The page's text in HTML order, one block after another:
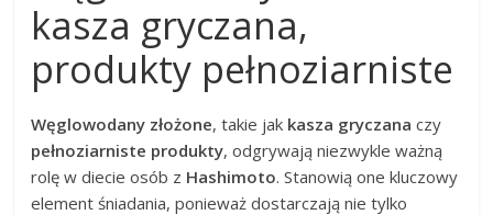
kasza gryczana,
produkty pełnoziarniste
Węglowodany złożone, takie jak kasza gryczana czy
pełnoziarniste produkty, odgrywają niezwykle ważną
rolę w diecie osób z Hashimoto. Stanowią one kluczowy
element śniadania, ponieważ dostarczają nie tylko